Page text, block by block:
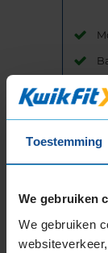
Toestemming
We gebruiken
We gebruiken
Item